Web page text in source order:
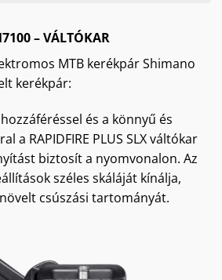
– VÁLTÓKAR
MTB kerékpár Shimano
kerékpár:
és a könnyű és
a RAPIDFIRE PLUS SLX váltókar
biztosít a nyomvonalon. Az
széles skáláját kínálja,
csúszási tartományát.